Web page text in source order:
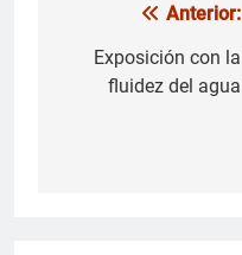
Navegación
Anterior:
Exposición con la
fluidez del agua